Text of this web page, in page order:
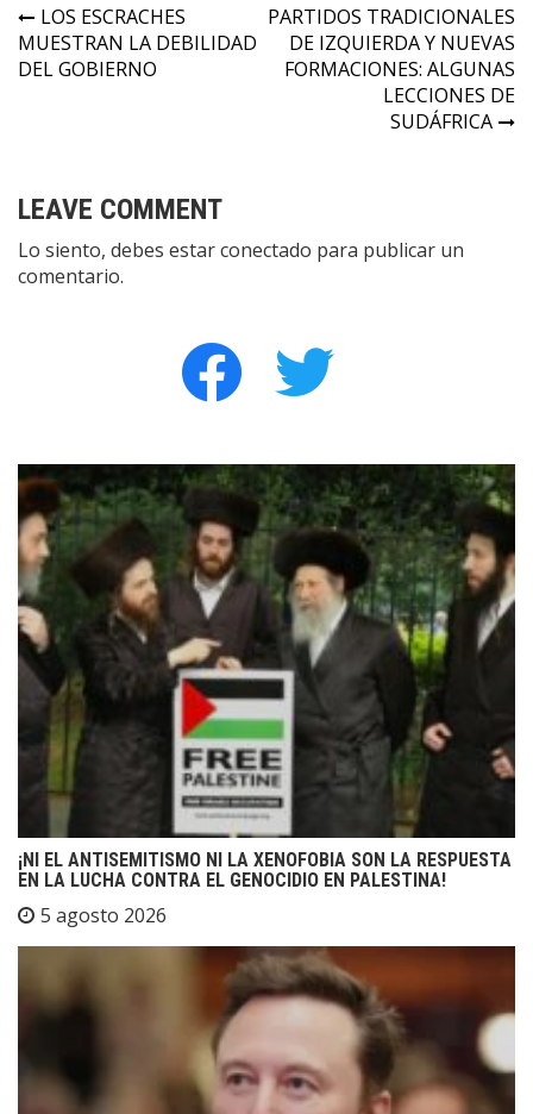
Navegación
de
LOS ESCRACHES
MUESTRAN LA DEBILIDAD
DEL GOBIERNO
PARTIDOS TRADICIONALES
DE IZQUIERDA Y NUEVAS
FORMACIONES: ALGUNAS
LECCIONES DE
SUDÁFRICA
LEAVE COMMENT
Lo siento, debes estarconectado para publicar un
comentario.
facebook twitter
¡NI EL ANTISEMITISMO NI LA XENOFOBIA SON LA RESPUESTA
EN LA LUCHA CONTRA EL GENOCIDIO EN PALESTINA!
5 agosto 2026